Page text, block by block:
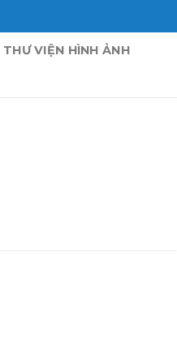
THƯ VIỆN HÌNH ẢNH